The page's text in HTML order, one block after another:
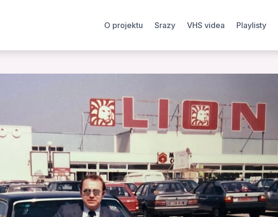
O projektu Srazy VHS videa Playlisty